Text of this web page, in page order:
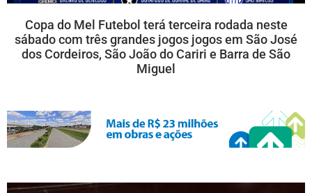
Copa do Mel Futebol terá terceira rodada neste
sábado com três grandes jogos jogos em São José
dos Cordeiros, São João do Cariri e Barra de São
Miguel